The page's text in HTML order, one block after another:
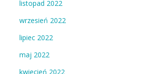
listopad 2022
wrzesień 2022
lipiec 2022
maj 2022
kwiecień 2022